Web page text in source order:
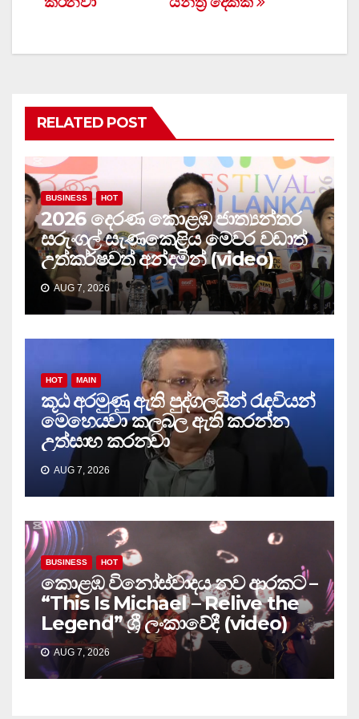
RELATED POST
BUSINESS HOT
2026 දෙරණ කොළඹ ජාත්‍යන්තර
සරුංගල් සැණකෙළිය මෙවර වඩාත්
උත්කර්ෂවත් අන්දමින් (video)
AUG 7, 2026
HOT MAIN
කූඨ අරමුණු ඇති පුද්ගලයින් රැඳවියන්
මෙහෙයවා කලබල ඇති කරන්න
උත්සාහ කරනවා
AUG 7, 2026
BUSINESS HOT
කොළඹ විනෝස්වාදය නව ආරකට –
“This Is Michael – Relive the
Legend” ශ්‍රී ලංකාවේදී (video)
AUG 7, 2026